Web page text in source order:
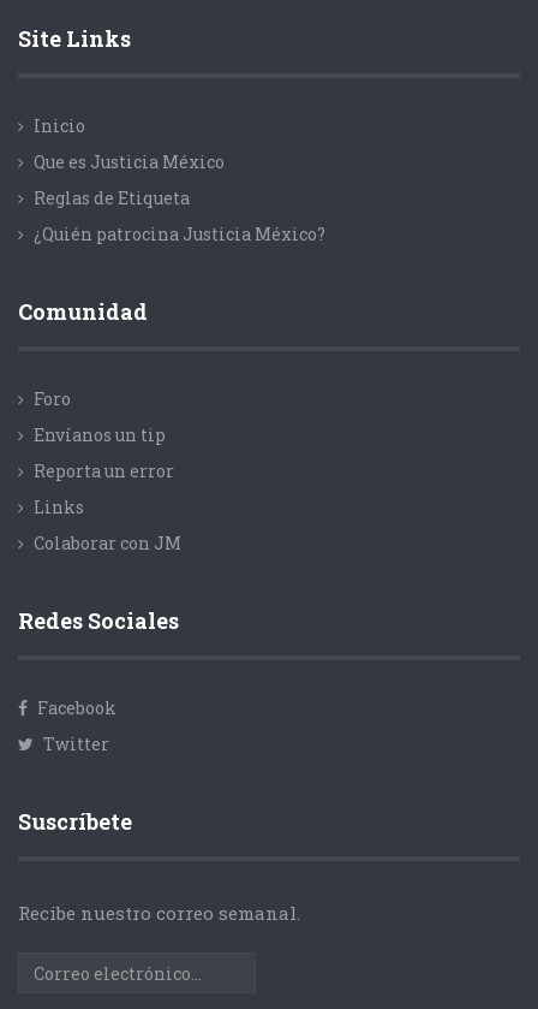
Site Links
Inicio
Que es Justicia México
Reglas de Etiqueta
¿Quién patrocina Justicia México?
Comunidad
Foro
Envíanos un tip
Reporta un error
Links
Colaborar con JM
Redes Sociales
Facebook
Twitter
Suscríbete
Recibe nuestro correo semanal.